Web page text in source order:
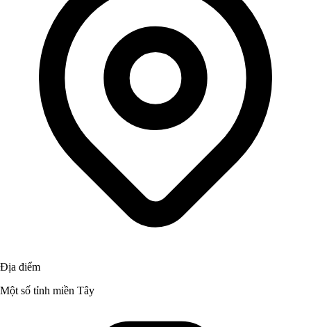
Địa điểm
Một số tỉnh miền Tây